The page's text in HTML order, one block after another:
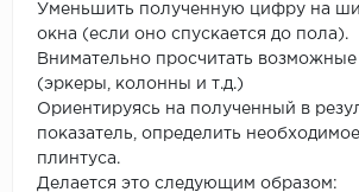
Уменьшить полученную цифру на
окна (если оно спускается до пола).
Внимательно просчитать возможные
(эркеры, колонны и т.д.)
Ориентируясь на полученный в
показатель, определить
плинтуса.
Делается это следующим образом: